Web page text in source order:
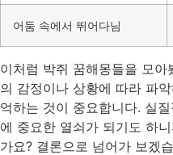
어둠 속에서 뛰어다님
이처럼 박쥐 꿈해몽들을 모
의 감정이나 상황에 따라 파
억하는 것이 중요합니다. 실
에 중요한 열쇠가 되기도 하
가요? 결론으로 넘어가 보겠